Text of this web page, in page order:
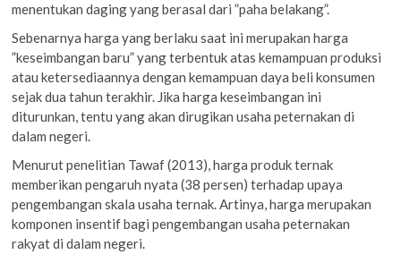
menentukan daging yang berasal dari ”paha belakang”.
Sebenarnya harga yang berlaku saat ini merupakan harga
”keseimbangan baru” yang terbentuk atas kemampuan produksi
atau ketersediaannya dengan kemampuan daya beli konsumen
sejak dua tahun terakhir. Jika harga keseimbangan ini
diturunkan, tentu yang akan dirugikan usaha peternakan di
dalam negeri.
Menurut penelitian Tawaf (2013), harga produk ternak
memberikan pengaruh nyata (38 persen) terhadap upaya
pengembangan skala usaha ternak. Artinya, harga merupakan
komponen insentif bagi pengembangan usaha peternakan
rakyat di dalam negeri.